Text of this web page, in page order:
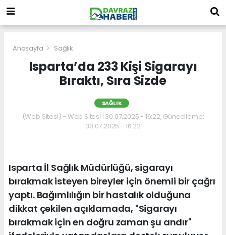
Anasayfa Sağlık
Isparta’da 233 Kişi Sigarayı
Bıraktı, Sıra Sizde
SAĞLIK
(Web Sitesi) - Web Sitesi | 30.07.2025 - 16:22, Güncelleme:
30.07.2025 - 16:22
Isparta İl Sağlık Müdürlüğü, sigarayı
bırakmak isteyen bireyler için önemli bir çağrı
yaptı. Bağımlılığın bir hastalık olduğuna
dikkat çekilen açıklamada, "Sigarayı
bırakmak için en doğru zaman şu andır"